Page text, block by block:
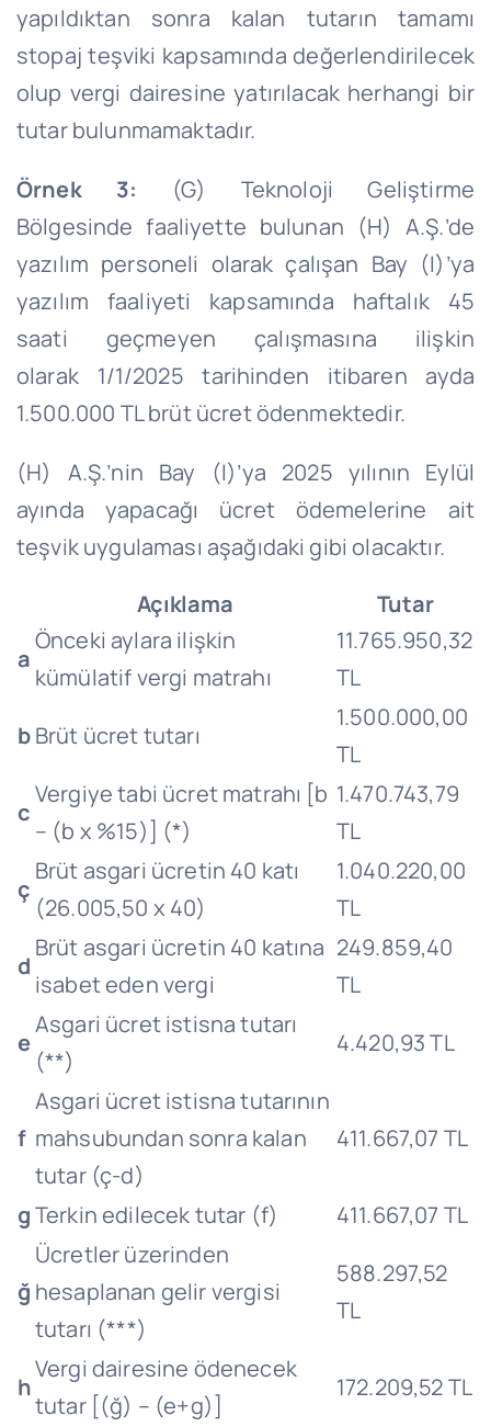
yapıldıktan sonra kalan tutarın tamamı
stopaj teşviki kapsamında değerlendirilecek
olup vergi dairesine yatırılacak herhangi bir
tutar bulunmamaktadır.
Örnek 3: (G) Teknoloji Geliştirme
Bölgesinde faaliyette bulunan (H) A.Ş.’de
yazılım personeli olarak çalışan Bay (I)’ya
yazılım faaliyeti kapsamında haftalık 45
saati geçmeyen çalışmasına ilişkin
olarak 1/1/2025 tarihinden itibaren ayda
1.500.000 TL brüt ücret ödenmektedir.
(H) A.Ş.’nin Bay (I)’ya 2025 yılının Eylül
ayında yapacağı ücret ödemelerine ait
teşvik uygulaması aşağıdaki gibi olacaktır.
Açıklama
Tutar
a
Önceki aylara ilişkin
kümülatif vergi matrahı
11.765.950,32
TL
bBrüt ücret tutarı
1.500.000,00
TL
c
Vergiye tabi ücret matrahı [b
– (b x %15)] (*)
1.470.743,79
TL
ç
Brüt asgari ücretin 40 katı
(26.005,50 x 40)
1.040.220,00
TL
d
Brüt asgari ücretin 40 katına
isabet eden vergi
249.859,40
TL
e
Asgari ücret istisna tutarı
(**)
4.420,93 TL
f
Asgari ücret istisna tutarının
mahsubundan sonra kalan
tutar (ç-d)
411.667,07 TL
gTerkin edilecek tutar (f) 411.667,07 TL
ğ
Ücretler üzerinden
hesaplanan gelir vergisi
tutarı (***)
588.297,52
TL
h
Vergi dairesine ödenecek
tutar [(ğ) – (e+g)]
172.209,52 TL